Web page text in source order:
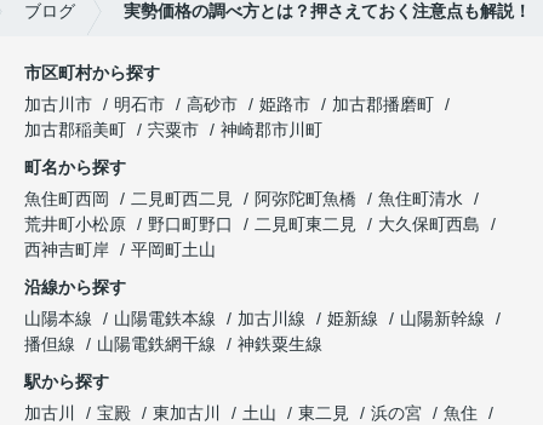
ブログ 実勢価格の調べ方とは？押さえておく注意点も解説！
市区町村から探す
加古川市
明石市 高砂市 姫路市
加古郡播磨町
加古郡稲美町
宍粟市
神崎郡市川町
町名から探す
魚住町西岡
二見町西二見 阿弥陀町魚橋
魚住町清水
荒井町小松原
野口町野口 二見町東二見
大久保町西島
西神吉町岸
平岡町土山
沿線から探す
山陽本線
山陽電鉄本線 加古川線 姫新線
山陽新幹線
播但線
山陽電鉄網干線
神鉄粟生線
駅から探す
加古川
宝殿 東加古川 土山 東二見 浜の宮
魚住